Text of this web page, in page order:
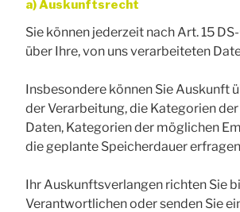
a) Auskunftsrecht
Sie können jederzeit nach Art. 15
über Ihre, von uns verarbeiteten
Insbesondere können Sie Auskunft
der Verarbeitung, die Kategorien
Daten, Kategorien der möglichen
die geplante Speicherdauer
Ihr Auskunftsverlangen richten Sie
Verantwortlichen oder senden Sie